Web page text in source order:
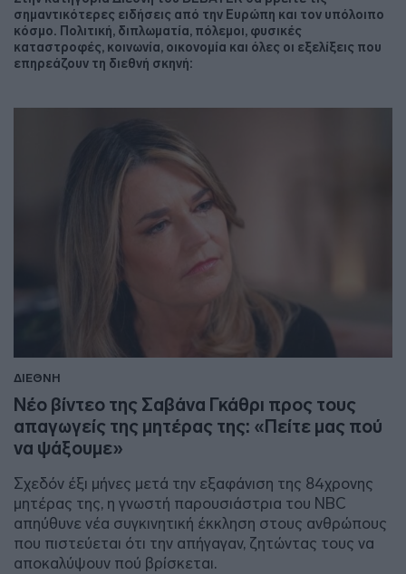
σημαντικότερες ειδήσεις από την Ευρώπη και τον υπόλοιπο
κόσμο. Πολιτική, διπλωματία, πόλεμοι, φυσικές
καταστροφές, κοινωνία, οικονομία και όλες οι εξελίξεις που
επηρεάζουν τη διεθνή σκηνή:
ΔΙΕΘΝΗ
Νέο βίντεο της Σαβάνα Γκάθρι προς τους
απαγωγείς της μητέρας της: «Πείτε μας πού
να ψάξουμε»
Σχεδόν έξι μήνες μετά την εξαφάνιση της 84χρονης
μητέρας της, η γνωστή παρουσιάστρια του NBC
απηύθυνε νέα συγκινητική έκκληση στους ανθρώπους
που πιστεύεται ότι την απήγαγαν, ζητώντας τους να
αποκαλύψουν πού βρίσκεται.